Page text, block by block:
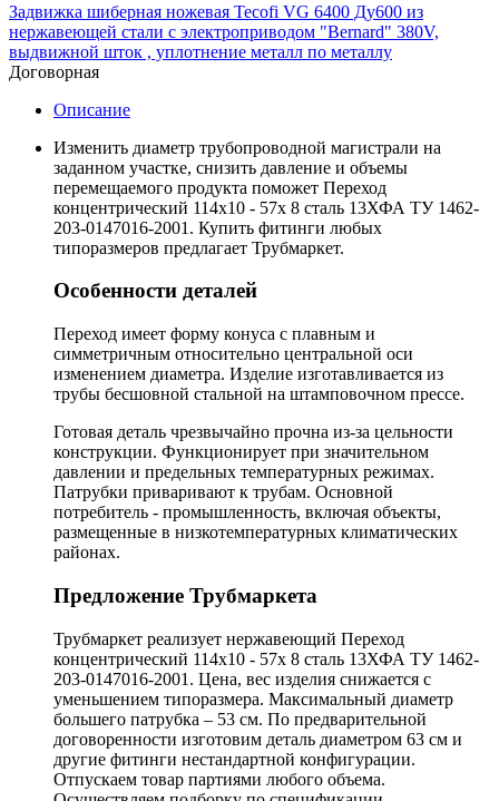
Задвижка шиберная ножевая Tecofi VG 6400 Ду600 из
нержавеющей стали с электроприводом "Bernard" 380V,
выдвижной шток , уплотнение металл по металлу
Договорная
Описание
Изменить диаметр трубопроводной магистрали на
заданном участке, снизить давление и объемы
перемещаемого продукта поможет Переход
концентрический 114х10 - 57х 8 сталь 13ХФА ТУ 1462-
203-0147016-2001. Купить фитинги любых
типоразмеров предлагает Трубмаркет.
Особенности деталей
Переход имеет форму конуса с плавным и
симметричным относительно центральной оси
изменением диаметра. Изделие изготавливается из
трубы бесшовной стальной на штамповочном прессе.
Готовая деталь чрезвычайно прочна из-за цельности
конструкции. Функционирует при значительном
давлении и предельных температурных режимах.
Патрубки приваривают к трубам. Основной
потребитель - промышленность, включая объекты,
размещенные в низкотемпературных климатических
районах.
Предложение Трубмаркета
Трубмаркет реализует нержавеющий Переход
концентрический 114х10 - 57х 8 сталь 13ХФА ТУ 1462-
203-0147016-2001. Цена, вес изделия снижается с
уменьшением типоразмера. Максимальный диаметр
большего патрубка – 53 см. По предварительной
договоренности изготовим деталь диаметром 63 см и
другие фитинги нестандартной конфигурации.
Отпускаем товар партиями любого объема.